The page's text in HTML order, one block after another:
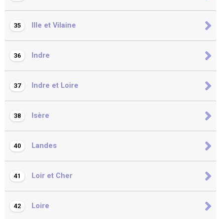
35 Ille et Vilaine
36 Indre
37 Indre et Loire
38 Isère
40 Landes
41 Loir et Cher
42 Loire